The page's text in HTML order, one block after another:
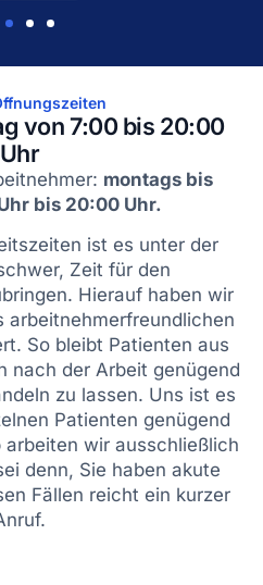
von 7:00 bis 20:00
Uhr
montags bis
bis 20:00 Uhr.
ist es unter der
Zeit für den
Hierauf haben wir
arbeitnehmerfreundlichen
So bleibt Patienten aus
nach der Arbeit genügend
zu lassen. Uns ist es
Patienten genügend
arbeiten wir ausschließlich
denn, Sie haben akute
Fällen reicht ein kurzer